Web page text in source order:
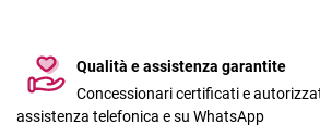
Qualità e assistenza garantite
Concessionari certificati e
assistenza telefonica e su WhatsApp